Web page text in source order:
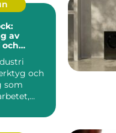
av
och
som